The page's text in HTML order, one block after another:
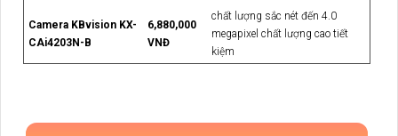
Camera KBvision KX-
CAi4203N-B
6,880,000
VNĐ
chất lượng sắc nét đến 4.0
megapixel chất lượng cao tiết
kiệm